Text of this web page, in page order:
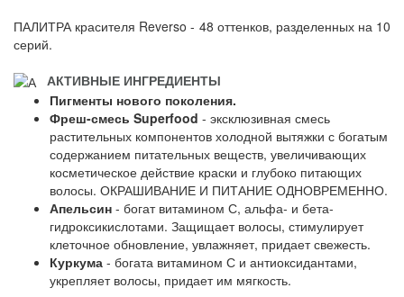
ПАЛИТРА красителя Reverso - 48 оттенков, разделенных на 10
серий.
АКТИВНЫЕ ИНГРЕДИЕНТЫ
Пигменты нового поколения.
Фреш-смесь Superfood - эксклюзивная смесь
растительных компонентов холодной вытяжки с богатым
содержанием питательных веществ, увеличивающих
косметическое действие краски и глубоко питающих
волосы. ОКРАШИВАНИЕ И ПИТАНИЕ ОДНОВРЕМЕННО.
Апельсин - богат витамином С, альфа- и бета-
гидроксикислотами. Защищает волосы, стимулирует
клеточное обновление, увлажняет, придает свежесть.
Куркума - богата витамином С и антиоксидантами,
укрепляет волосы, придает им мягкость.